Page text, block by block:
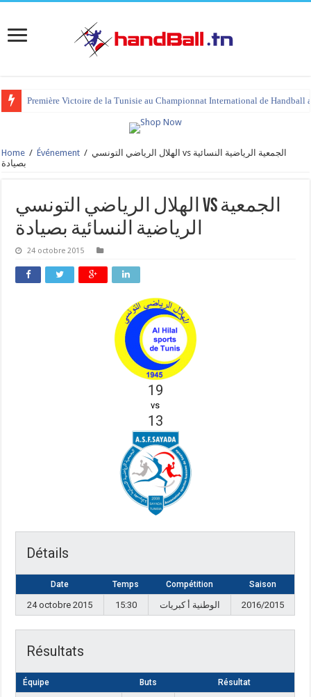
Première Victoire de la Tunisie au Championnat International de Handball
Home / Événement / الهلال الرياضي التونسي vs الجمعية الرياضية النسائية
بصيادة
الهلال الرياضي التونسي vs الجمعية
الرياضية النسائية بصيادة
24 octobre 2015
19
vs
13
Détails
Date Temps Compétition Saison
24 octobre 2015 15:30 الوطنية أ كبريات 2016/2015
Résultats
Équipe Buts Résultat